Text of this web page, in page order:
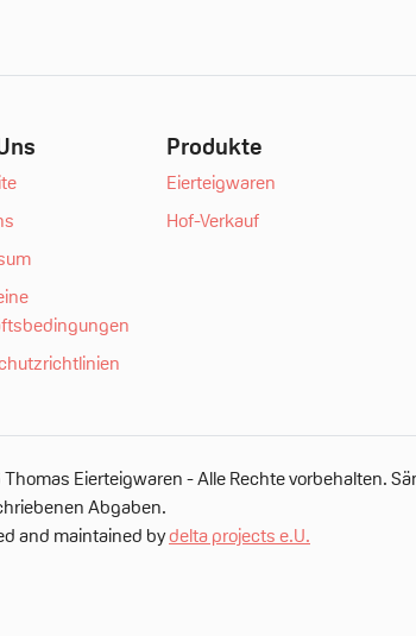
Produkte
Eierteigwaren
Hof-Verkauf
Eierteigwaren - Alle Rechte vorbehalten.
Abgaben.
and maintained bydelta projects e.U.